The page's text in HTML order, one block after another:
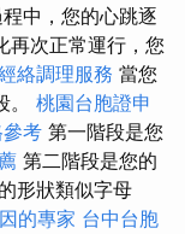
中，您的心跳逐
再次正常運行，您
絡調理服務 當您
。 桃園台胞證申
考 第一階段是您
第二階段是您的
形狀類似字母
的專家 台中台胞